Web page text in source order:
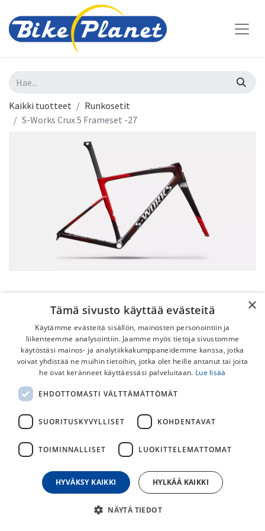
Kaikki tuotteet
Runkosetit
S-Works Crux 5 Frameset -27
S-Works Crux 5 Frameset -27
6 099,00€
30päivän alin hinta
×
Tämä sivusto käyttää evästeitä
Käytämme evästeitä sisällön, mainosten personointiin ja
liikenteemme analysointiin. Jaamme myös tietoja sivustomme
käytöstäsi mainos- ja analytiikkakumppaneidemme kanssa, jotka
voivat yhdistää ne muihin tietoihin, jotka olet heille antanut tai joita
he ovat keränneet käyttäessäsi palveluitaan. Lue lisää
EHDOTTOMASTI VÄLTTÄMÄTTÖMÄT
SUORITUSKYVYLLISET KOHDENTAVAT
TOIMINNALLISET LUOKITTELEMATTOMAT
HYVÄKSY KAIKKI HYLKÄÄ KAIKKI
NÄYTÄ TIEDOT